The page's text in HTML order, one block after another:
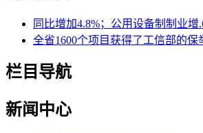
同比增加4.8%；公用设备制制业增
全省1600个项目获得了工信部的保
栏目导航
新闻中心